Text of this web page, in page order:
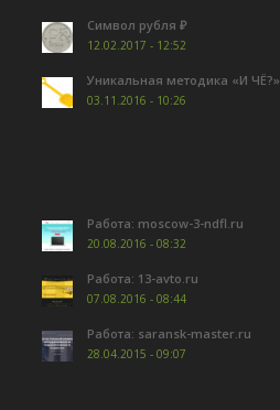
Символ рубля ₽
12.02.2017 - 12:52
Уникальная методика «И ЧЁ?»
03.11.2016 - 10:26
Работа: moscow-3-ndfl.ru
20.08.2016 - 08:32
Работа: 13-avto.ru
07.08.2016 - 08:44
Работа: saransk-master.ru
28.04.2015 - 09:07